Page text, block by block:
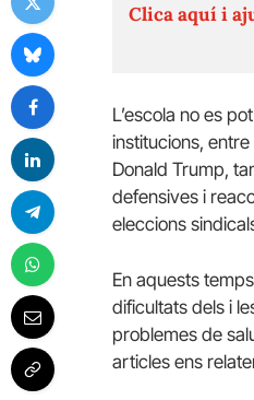
Clica aquí i
L’escola no es
institucions,
Donald Trump,
defensives i
eleccions
En aquests
dificultats dels i
problemes de
articles ens